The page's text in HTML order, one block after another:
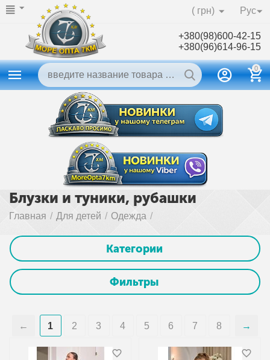
Рус
( грн)
+380(98)600-42-15
+380(96)614-96-15
0
Блузки и туники, рубашки
Главная / Для детей / Одежда /
Категории
Фильтры
1 2 3 4 5 6 7 8